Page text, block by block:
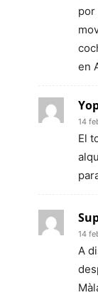
por
en
14
El
14
A